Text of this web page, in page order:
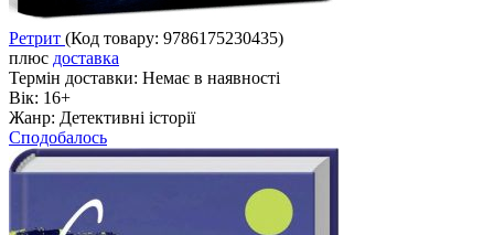
Ретрит (Код товару: 9786175230435)
плюс доставка
Термін доставки: Немає в наявності
Вік: 16+
Жанр: Детективні історії
Сподобалось